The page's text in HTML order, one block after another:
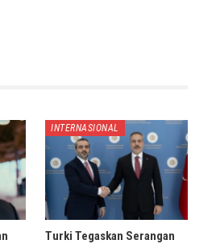
INTERNASIONAL
Turki Tegaskan Serangan